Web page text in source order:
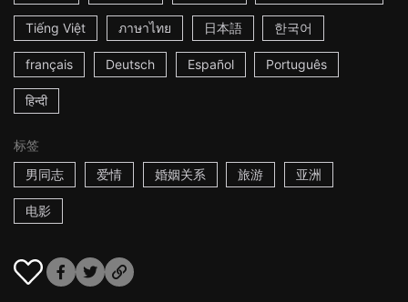
Tiếng Việt ภาษาไทย 日本語 한국어
français Deutsch Español Português
हिन्दी
标签
男同志
爱情 婚姻关系 旅游 亚洲
电影